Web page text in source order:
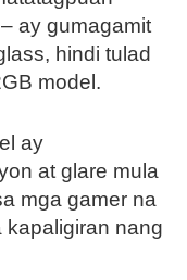
ay gumagamit
hindi tulad
model.
ay
at glare mula
mga gamer na
kapaligiran nang